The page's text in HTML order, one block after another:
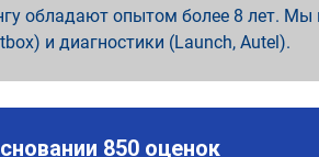
обладают опытом более 8 лет.
и диагностики (Launch, Autel).
850 оценок